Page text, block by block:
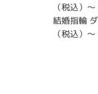
（税込）〜
結婚指輪
（税込）〜